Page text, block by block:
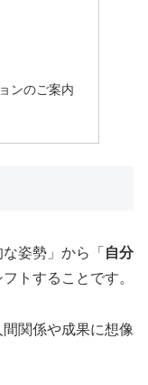
ンのご案内
姿勢」から「 自分
フトすることです。
関係や成果に想像